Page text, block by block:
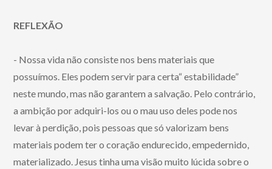
REFLEXÃO
- Nossa vida não consiste nos bens materiais que
possuímos. Eles podem servir para certa“ estabilidade”
neste mundo, mas não garantem a salvação. Pelo contrário,
a ambição por adquiri-los ou o mau uso deles pode nos
levar à perdição, pois pessoas que só valorizam bens
materiais podem ter o coração endurecido, empedernido,
materializado. Jesus tinha uma visão muito lúcida sobre o